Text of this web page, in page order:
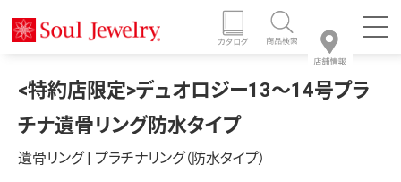
<特約店限定>デュオロジー13～14号プラ
チナ遺骨リング防水タイプ
遺骨リング | プラチナリング（防水タイプ）